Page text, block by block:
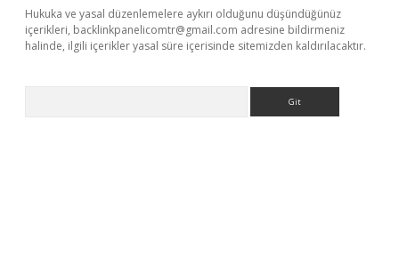
Hukuka ve yasal düzenlemelere aykırı olduğunu düşündüğünüz
içerikleri, backlinkpanelicomtr@gmail.com adresine bildirmeniz
halinde, ilgili içerikler yasal süre içerisinde sitemizden kaldırılacaktır.